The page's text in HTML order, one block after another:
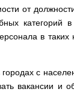
от
категорий
в таких
с
вакансии и